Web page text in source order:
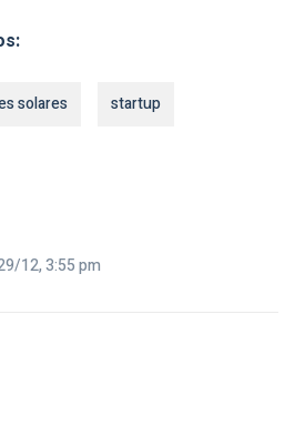
solares startup
12, 3:55 pm